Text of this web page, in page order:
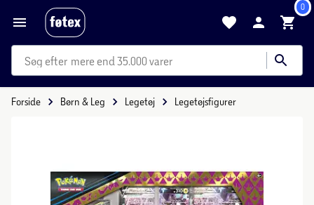
0
mere end 35.000 varer
Forside Børn & Leg Legetøj Legetøjsfigurer